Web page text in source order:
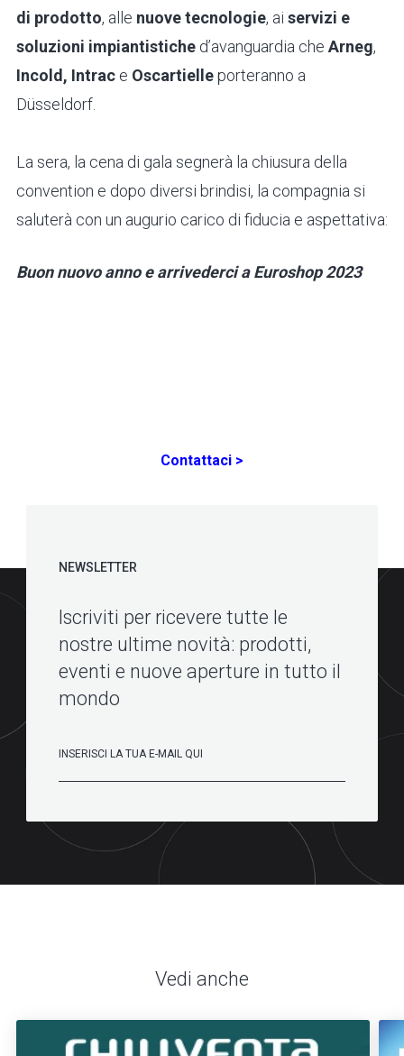
di prodotto, alle nuove tecnologie, ai servizi e
soluzioni impiantistiche d’avanguardia che Arneg,
Incold, Intrac e Oscartielleporteranno a
Düsseldorf.
La sera, la cena di gala segnerà la chiusura della
convention e dopo diversi brindisi, la compagnia si
saluterà con un augurio carico di fiducia e aspettativa:
Buon nuovo anno e arrivederci a Euroshop 2023
Contattaci >
NEWSLETTER
Iscriviti per ricevere tutte le
nostre ultime novità: prodotti,
eventi e nuove aperture in tutto il
mondo
Vedi anche